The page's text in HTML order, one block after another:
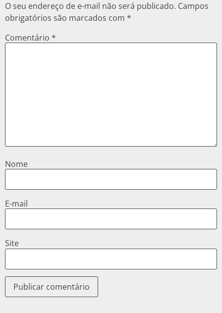
O seu endereço de e-mail não será publicado. Campos
obrigatórios são marcados com *
Comentário *
Nome
E-mail
Site